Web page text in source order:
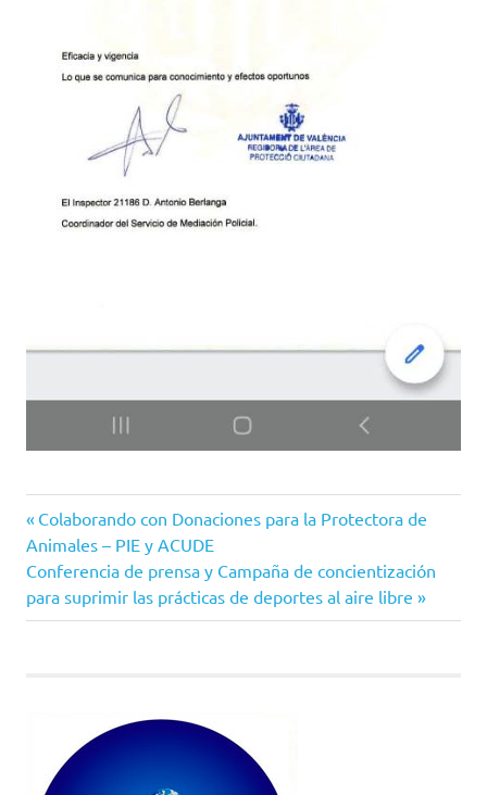
Navegación
de
entradas
Entrada
anterior:
Colaborando con Donaciones para la Protectora de
Animales – PIE y ACUDE
Siguiente
entrada:
Conferencia de prensa y Campaña de concientización
para suprimir las prácticas de deportes al aire libre